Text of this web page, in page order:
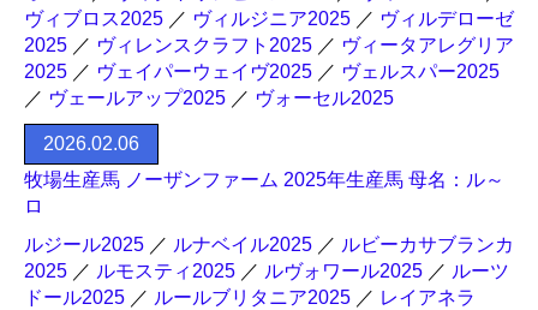
ヴィブロス2025 ／ ヴィルジニア2025 ／ ヴィルデローゼ
2025 ／ ヴィレンスクラフト2025 ／ ヴィータアレグリア
2025 ／ ヴェイパーウェイヴ2025 ／ ヴェルスパー2025
／ ヴェールアップ2025 ／ ヴォーセル2025
2026.02.06
牧場生産馬 ノーザンファーム 2025年生産馬 母名：ル～
ロ
ルジール2025 ／ ルナベイル2025 ／ ルビーカサブランカ
2025 ／ ルモスティ2025 ／ ルヴォワール2025 ／ ルーツ
ドール2025 ／ ルールブリタニア2025 ／ レイアネラ